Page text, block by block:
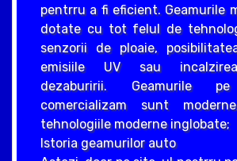
pentrru a fi eficient. Geamurile
dotate cu tot felul de
senzorii de ploaie,
emisiile UV sau
dezaburirii. Geamurile
comercializam sunt
tehnologiile moderne inglobate;
Istoria geamurilor auto